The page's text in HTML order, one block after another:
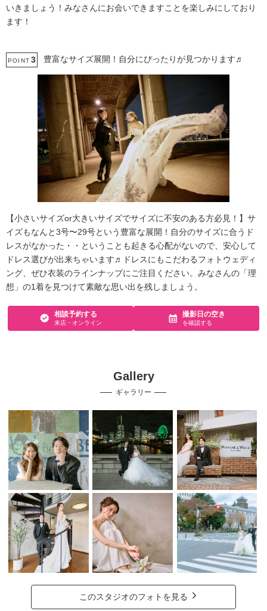
いきましょう！みなさんにお会いできますことを楽しみにしており
ます！
POINT 3 豊富なサイズ展開！自分にぴったりが見つかります♬
【小さいサイズor大きいサイズでサイズに不安のある方必見！】サ
イズもなんと3号〜29号という豊富な展開！自分のサイズに合うド
レスがなかった・・ということも起きる心配がないので、安心して
ドレス選びが出来ちゃいます♬ドレスにもこだわるフォトウェディ
ング、ぜひ衣装のラインナップにご注目ください。みなさんの「理
想」の1着を見つけて素敵な思い出を残しましょう。
相談予約する
来店・オンライン
撮影日の空き
を確認する
Gallery
ギャラリー
このスタジオのフォトを見る